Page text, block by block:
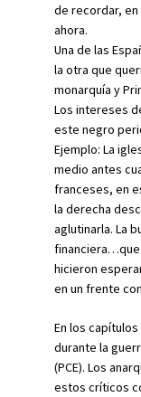
de recordar, en
ahora.
Una de las
la otra que
monarquía y
Los intereses
este negro
Ejemplo: La
medio antes
franceses, en
la derecha
aglutinarla. La
financiera…que
hicieron
en un frente
En los
durante la
(PCE). Los
estos críticos